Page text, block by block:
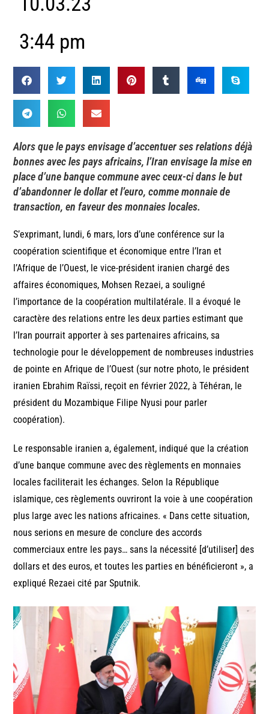
3:44 pm
Alors que le pays envisage d’accentuer ses relations déjà
bonnes avec les pays africains, l’Iran envisage la mise en
place d’une banque commune avec ceux-ci dans le but
d’abandonner le dollar et l’euro, comme monnaie de
transaction, en faveur des monnaies locales.
S’exprimant, lundi, 6 mars, lors d’une conférence sur la
coopération scientifique et économique entre l’Iran et
l’Afrique de l’Ouest, le vice-président iranien chargé des
affaires économiques, Mohsen Rezaei, a souligné
l’importance de la coopération multilatérale. Il a évoqué le
caractère des relations entre les deux parties estimant que
l’Iran pourrait apporter à ses partenaires africains, sa
technologie pour le développement de nombreuses industries
de pointe en Afrique de l’Ouest (sur notre photo, le président
iranien Ebrahim Raïssi, reçoit en février 2022, à Téhéran, le
président du Mozambique Filipe Nyusi pour parler
coopération).
Le responsable iranien a, également, indiqué que la création
d’une banque commune avec des règlements en monnaies
locales faciliterait les échanges. Selon la République
islamique, ces règlements ouvriront la voie à une coopération
plus large avec les nations africaines. « Dans cette situation,
nous serions en mesure de conclure des accords
commerciaux entre les pays… sans la nécessité [d’utiliser] des
dollars et des euros, et toutes les parties en bénéficieront », a
expliqué Rezaei cité par Sputnik.